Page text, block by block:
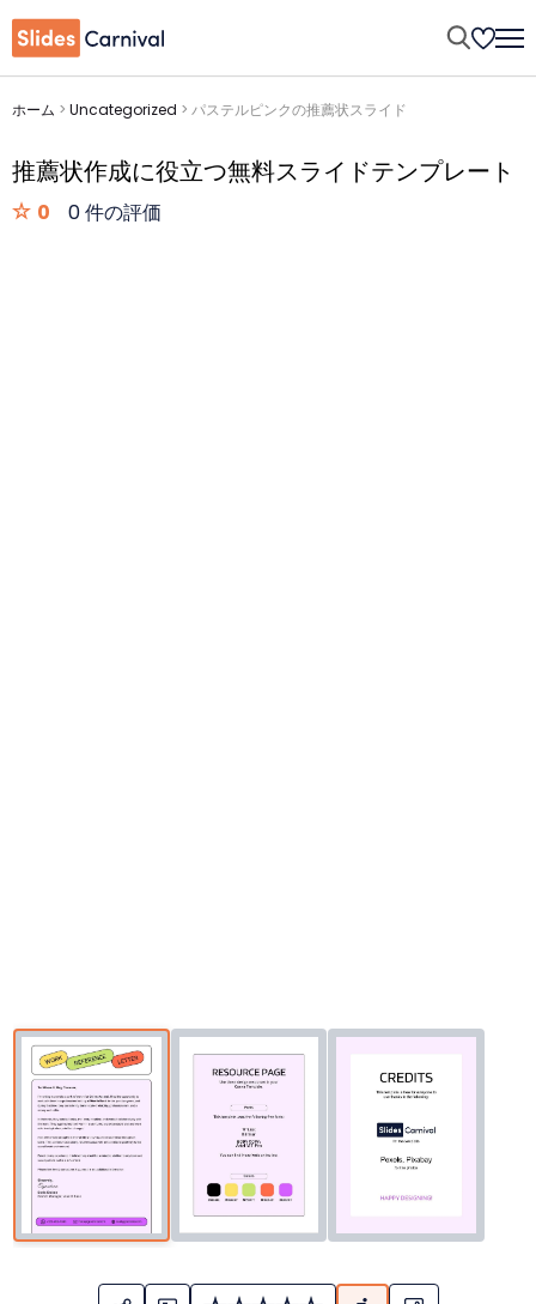
ホーム > Uncategorized > パステルピンクの推薦状スライド
推薦状作成に役立つ無料スライドテンプレート
0 0 件の評価